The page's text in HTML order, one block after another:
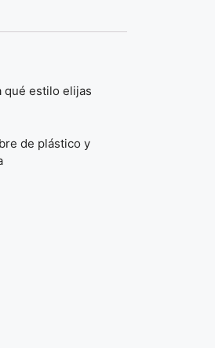
qué estilo elijas
de plástico y